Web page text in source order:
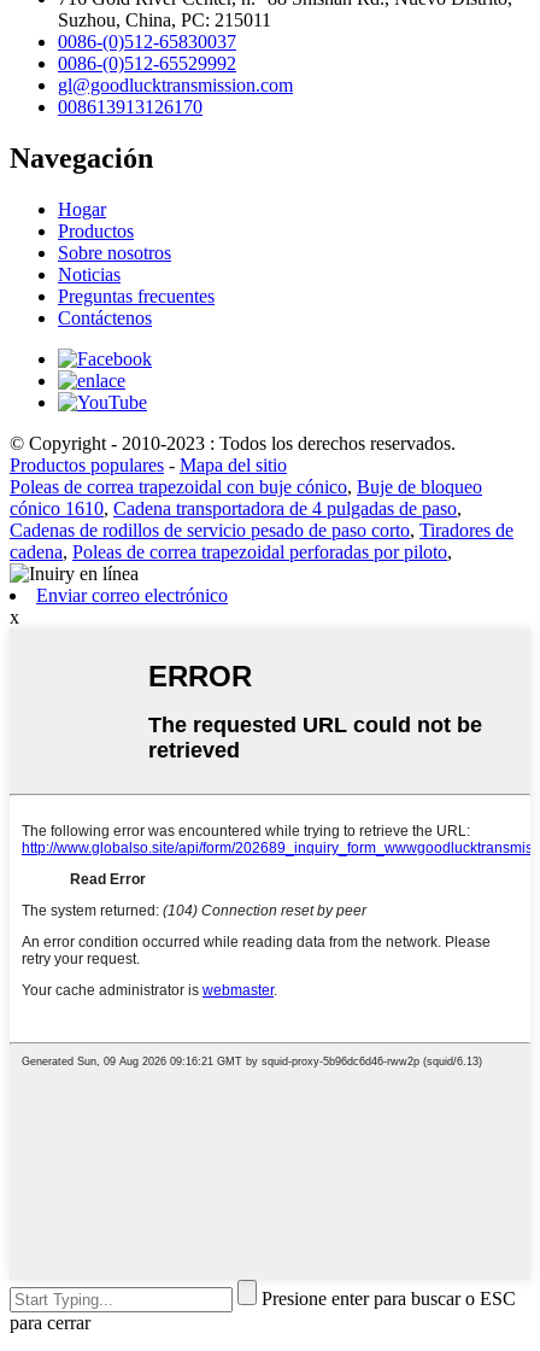
Suzhou, China, PC: 215011
0086-(0)512-65830037
0086-(0)512-65529992
gl@goodlucktransmission.com
008613913126170
Navegación
Hogar
Productos
Sobre nosotros
Noticias
Preguntas frecuentes
Contáctenos
© Copyright - 2010-2023 : Todos los derechos reservados.
Productos populares - Mapa del sitio
Poleas de correa trapezoidal con buje cónico, Buje de bloqueo
cónico 1610, Cadena transportadora de 4 pulgadas de paso,
Cadenas de rodillos de servicio pesado de paso corto, Tiradores de
cadena, Poleas de correa trapezoidal perforadas por piloto,
Enviar correo electrónico
x
Presione enter para buscar o ESC
para cerrar